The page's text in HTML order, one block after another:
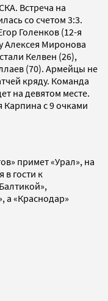
Встреча на
со счетом 3:3.
Голенков (12-я
Алексея Миронова
Келвен (26),
(70). Армейцы не
кряду. Команда
на девятом месте.
Карпина с 9 очками
примет «Урал», на
в гости к
а «Краснодар»